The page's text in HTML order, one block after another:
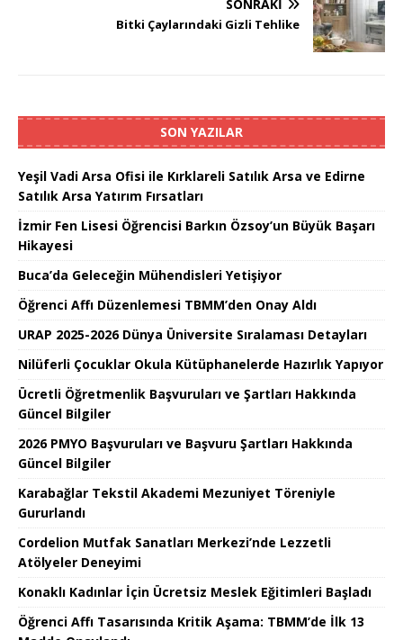
SONRAKI
Bitki Çaylarındaki Gizli Tehlike
SON YAZILAR
Yeşil Vadi Arsa Ofisi ile Kırklareli Satılık Arsa ve Edirne
Satılık Arsa Yatırım Fırsatları
İzmir Fen Lisesi Öğrencisi Barkın Özsoy’un Büyük Başarı
Hikayesi
Buca’da Geleceğin Mühendisleri Yetişiyor
Öğrenci Affı Düzenlemesi TBMM’den Onay Aldı
URAP 2025-2026 Dünya Üniversite Sıralaması Detayları
Nilüferli Çocuklar Okula Kütüphanelerde Hazırlık Yapıyor
Ücretli Öğretmenlik Başvuruları ve Şartları Hakkında
Güncel Bilgiler
2026 PMYO Başvuruları ve Başvuru Şartları Hakkında
Güncel Bilgiler
Karabağlar Tekstil Akademi Mezuniyet Töreniyle
Gururlandı
Cordelion Mutfak Sanatları Merkezi’nde Lezzetli
Atölyeler Deneyimi
Konaklı Kadınlar İçin Ücretsiz Meslek Eğitimleri Başladı
Öğrenci Affı Tasarısında Kritik Aşama: TBMM’de İlk 13